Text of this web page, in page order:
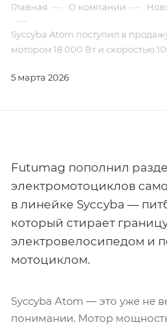
Главная — О компании —
—
Syccyba Atom поступил в
мотором 18 000 Вт и скоростью
5 марта 2026
Futumag пополнил
электромотоциклов
в линейке Syccyba —
который стирает
электровелосипедом и
мотоциклом.
Syccyba Atom — это уже не
понимании. Мотор